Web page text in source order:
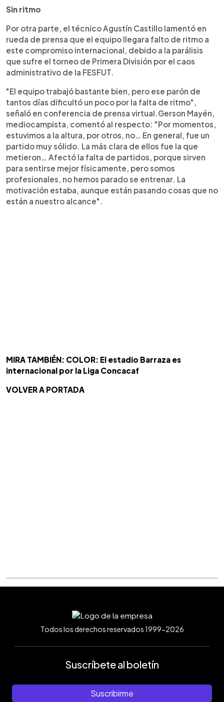
Sin ritmo
Por otra parte, el técnico Agustín Castillo lamentó en
rueda de prensa que el equipo llegara falto de ritmo a
este compromiso internacional, debido a la parálisis
que sufre el torneo de Primera División por el caos
administrativo de la FESFUT.
"El equipo trabajó bastante bien, pero ese parón de
tantos días dificultó un poco por la falta de ritmo",
señaló en conferencia de prensa virtual.Gerson Mayén,
mediocampista, comentó al respecto: "Por momentos,
estuvimos a la altura, por otros, no… En general, fue un
partido muy sólido. La más clara de ellos fue la que
metieron… Afectó la falta de partidos, porque sirven
para sentirse mejor físicamente, pero somos
profesionales, no hemos parado se entrenar. La
motivación estaba, aunque están pasando cosas que no
están a nuestro alcance".
MIRA TAMBIÉN: COLOR: El estadio Barraza es
internacional por la Liga Concacaf
VOLVER A PORTADA
Todos los derechos reservados 1999-2026
Suscríbete al boletín
Suscribirme